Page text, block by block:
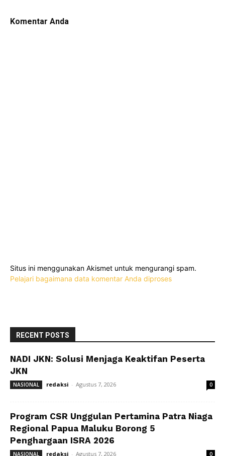
Komentar Anda
Situs ini menggunakan Akismet untuk mengurangi spam.
Pelajari bagaimana data komentar Anda diproses
RECENT POSTS
NADI JKN: Solusi Menjaga Keaktifan Peserta
JKN
NASIONAL redaksi - Agustus 7, 2026 0
Program CSR Unggulan Pertamina Patra Niaga
Regional Papua Maluku Borong 5
Penghargaan ISRA 2026
NASIONAL redaksi - Agustus 7, 2026 0